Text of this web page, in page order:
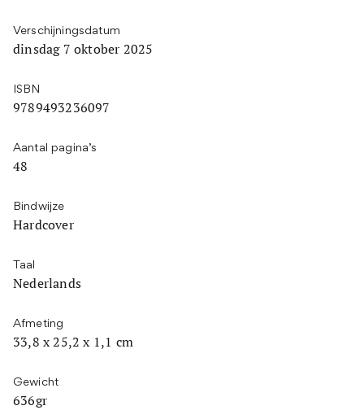
Verschijningsdatum
dinsdag 7 oktober 2025
ISBN
9789493236097
Aantal pagina’s
48
Bindwijze
Hardcover
Taal
Nederlands
Afmeting
33,8 x 25,2 x 1,1 cm
Gewicht
636gr